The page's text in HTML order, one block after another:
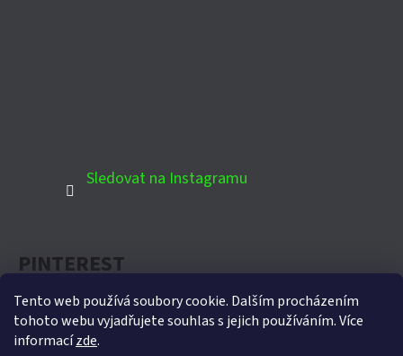
Tento web používá soubory cookie. Dalším procházením
tohoto webu vyjadřujete souhlas s jejich používáním. Více
informacízde.
Sledovat na Instagramu
PINTEREST
Oficiální partner Biohort pro Českou republiku